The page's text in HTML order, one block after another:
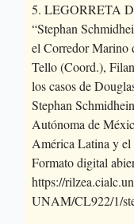
5. LEGORRETA
“Stephan
el Corredor Marino
Tello (Coord.),
los casos de
Stephan
Autónoma de
América Latina y
Formato digital
https://
UNAM/CL922/1/